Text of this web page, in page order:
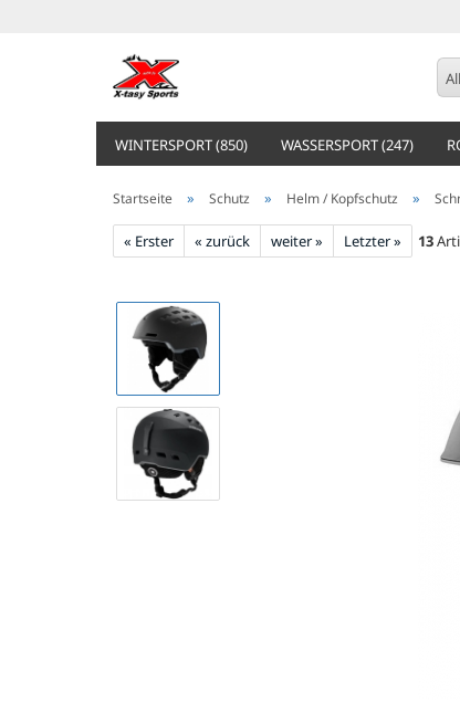
WINTERSPORT (850) WASSERSPORT (247)
Startseite » Schutz » Helm / Kopfschutz »
« Erster « zurück weiter » Letzter » 13